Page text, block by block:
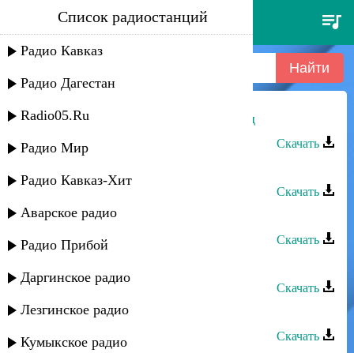
асхат айдемиров - яблоневый
сад
Список радиостанций
Радио Кавказ
Радио Дагестан
Radio05.Ru
Радио Мир
Радио Кавказ-Хит
Аварское радио
Радио Прибой
Даргинское радио
Лезгинское радио
Кумыкское радио
Асхат Айдемиров - Яблоневый сад
Скачать
Скачать
Асхат Айдемиров - Сабина
Скачать
Скачать
Асхат Айдемиров - Гечелер гете
Скачать